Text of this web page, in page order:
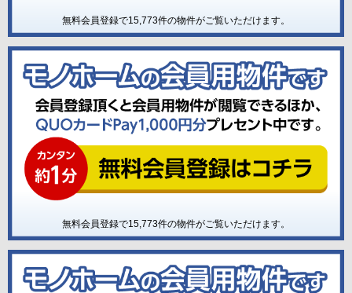
無料会員登録で15,773件の物件がご覧いただけます。
無料会員登録で15,773件の物件がご覧いただけます。